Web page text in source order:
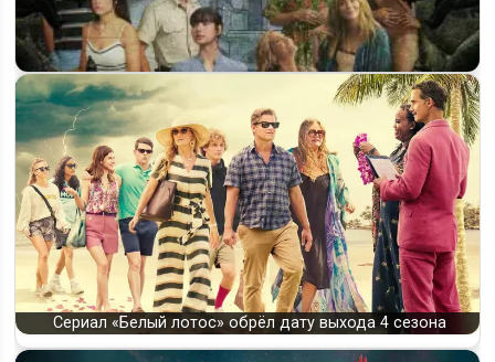
Белый лотос 4 сезон: дата выхода, съёмки во Франции и
локации Сен-Тропе
Сериал «Белый лотос» обрёл дату выхода 4 сезона